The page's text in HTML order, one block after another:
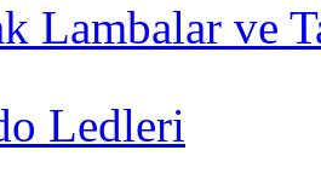
Lambalar ve
Ledleri